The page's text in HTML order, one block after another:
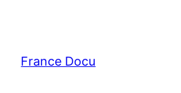
France Docu